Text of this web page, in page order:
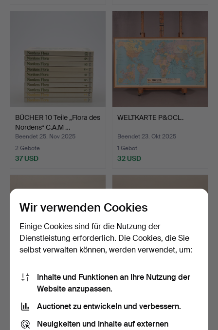
BÜCHER 10 Teile „Flora des
Nordens“ C.A.M …
Beendet 25. Nov 2025
2 Gebote
37 USD
WELTKARTE P&OCL.
Beendet 23. Okt 2025
1 Gebot
32 USD
HERBARIUM,
Pflanzenbuch.
10 Gebote
98 USD
BÜCHER 40 Stück „Unter
37 USD
Wir verwenden Cookies
Einige Cookies sind für die Nutzung der
Dienstleistung erforderlich. Die Cookies, die Sie
selbst verwalten können, werden verwendet, um:
Inhalte und Funktionen an Ihre Nutzung der
Website anzupassen.
Auctionet zu entwickeln und verbessern.
Neuigkeiten und Inhalte auf externen